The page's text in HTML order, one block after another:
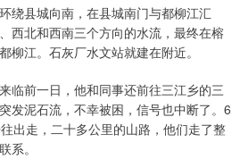
绕县城向南，在县城南门与都柳江汇
西北和西南三个方向的水流，最终在榕
柳江。石灰厂水文站就建在附近。
前一日，他和同事还前往三江乡的三
发泥石流，不幸被困，信号也中断了。6
出走，二十多公里的山路，他们走了整
系。